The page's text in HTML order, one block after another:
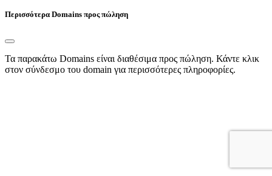
Περισσότερα Domains προς πώληση
Τα παρακάτω Domains είναι διαθέσιμα προς πώληση. Κάντε κλικ
στον σύνδεσμο του domain για περισσότερες πληροφορίες.